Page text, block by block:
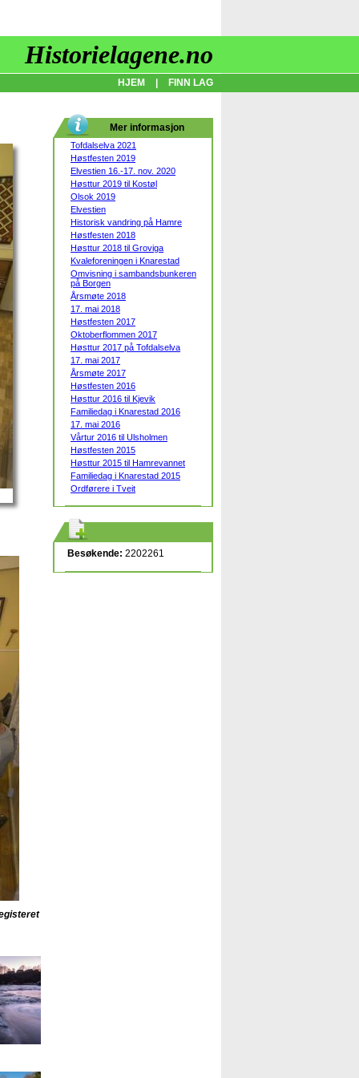
Historielagene.no
HJEM FINN LAG
Mer informasjon
Tofdalselva 2021
Høstfesten 2019
Elvestien 16.-17. nov. 2020
Høsttur 2019 til Kostøl
Olsok 2019
Elvestien
Historisk vandring på Hamre
Høstfesten 2018
Høsttur 2018 til Groviga
Kvaleforeningen i Knarestad
Omvisning i sambandsbunkeren
på Borgen
Årsmøte 2018
17. mai 2018
Høstfesten 2017
Oktoberflommen 2017
Høsttur 2017 på Tofdalselva
17. mai 2017
Årsmøte 2017
Høstfesten 2016
Høsttur 2016 til Kjevik
Familiedag i Knarestad 2016
17. mai 2016
Vårtur 2016 til Ulsholmen
Høstfesten 2015
Høsttur 2015 til Hamrevannet
Familiedag i Knarestad 2015
Ordførere i Tveit
Besøkende: 2202261